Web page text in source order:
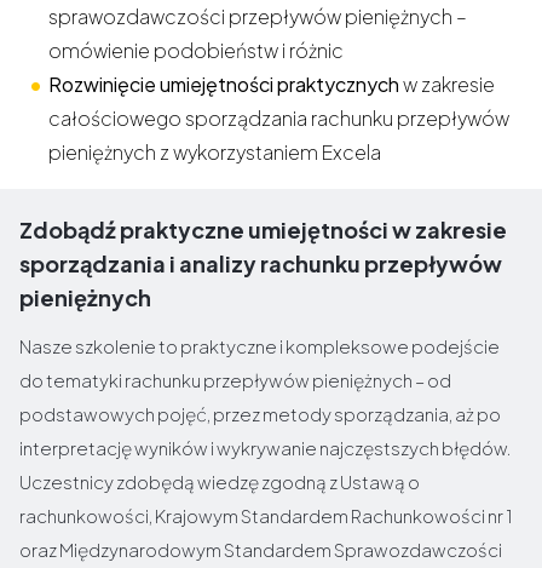
sprawozdawczości przepływów pieniężnych –
omówienie podobieństw i różnic
Rozwinięcie umiejętności praktycznychw zakresie
całościowego sporządzania rachunku przepływów
pieniężnych z wykorzystaniem Excela
Zdobądź praktyczne umiejętności w zakresie
sporządzania i analizy rachunku przepływów
pieniężnych
Nasze szkolenie to praktyczne i kompleksowe podejście
do tematyki rachunku przepływów pieniężnych – od
podstawowych pojęć, przez metody sporządzania, aż po
interpretację wyników i wykrywanie najczęstszych błędów.
Uczestnicy zdobędą wiedzę zgodną z Ustawą o
rachunkowości, Krajowym Standardem Rachunkowości nr 1
oraz Międzynarodowym Standardem Sprawozdawczości